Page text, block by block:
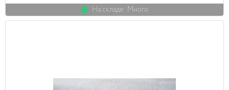
На складе: Много